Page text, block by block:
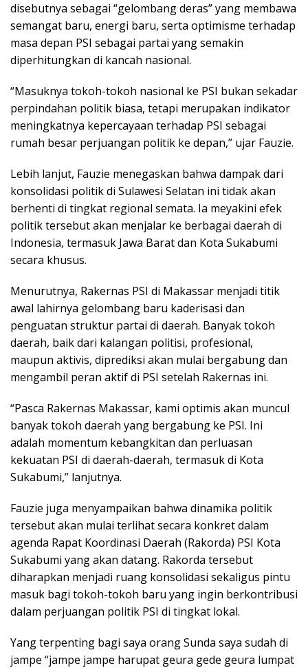
disebutnya sebagai “gelombang deras” yang membawa
semangat baru, energi baru, serta optimisme terhadap
masa depan PSI sebagai partai yang semakin
diperhitungkan di kancah nasional.
“Masuknya tokoh-tokoh nasional ke PSI bukan sekadar
perpindahan politik biasa, tetapi merupakan indikator
meningkatnya kepercayaan terhadap PSI sebagai
rumah besar perjuangan politik ke depan,” ujar Fauzie.
Lebih lanjut, Fauzie menegaskan bahwa dampak dari
konsolidasi politik di Sulawesi Selatan ini tidak akan
berhenti di tingkat regional semata. Ia meyakini efek
politik tersebut akan menjalar ke berbagai daerah di
Indonesia, termasuk Jawa Barat dan Kota Sukabumi
secara khusus.
Menurutnya, Rakernas PSI di Makassar menjadi titik
awal lahirnya gelombang baru kaderisasi dan
penguatan struktur partai di daerah. Banyak tokoh
daerah, baik dari kalangan politisi, profesional,
maupun aktivis, diprediksi akan mulai bergabung dan
mengambil peran aktif di PSI setelah Rakernas ini.
“Pasca Rakernas Makassar, kami optimis akan muncul
banyak tokoh daerah yang bergabung ke PSI. Ini
adalah momentum kebangkitan dan perluasan
kekuatan PSI di daerah-daerah, termasuk di Kota
Sukabumi,” lanjutnya.
Fauzie juga menyampaikan bahwa dinamika politik
tersebut akan mulai terlihat secara konkret dalam
agenda Rapat Koordinasi Daerah (Rakorda) PSI Kota
Sukabumi yang akan datang. Rakorda tersebut
diharapkan menjadi ruang konsolidasi sekaligus pintu
masuk bagi tokoh-tokoh baru yang ingin berkontribusi
dalam perjuangan politik PSI di tingkat lokal.
Yang terpenting bagi saya orang Sunda saya sudah di
jampe “jampe jampe harupat geura gede geura lumpat